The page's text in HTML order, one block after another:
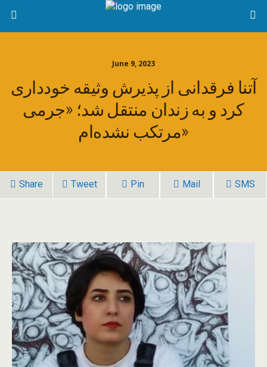
June 9, 2023
آتنا فرقدانی از پذیرش وثیقه خودداری
کرد و به زندان منتقل شد؛ «جرمی
مرتکب نشده‌‌ام»
Share Tweet Pin Mail SMS